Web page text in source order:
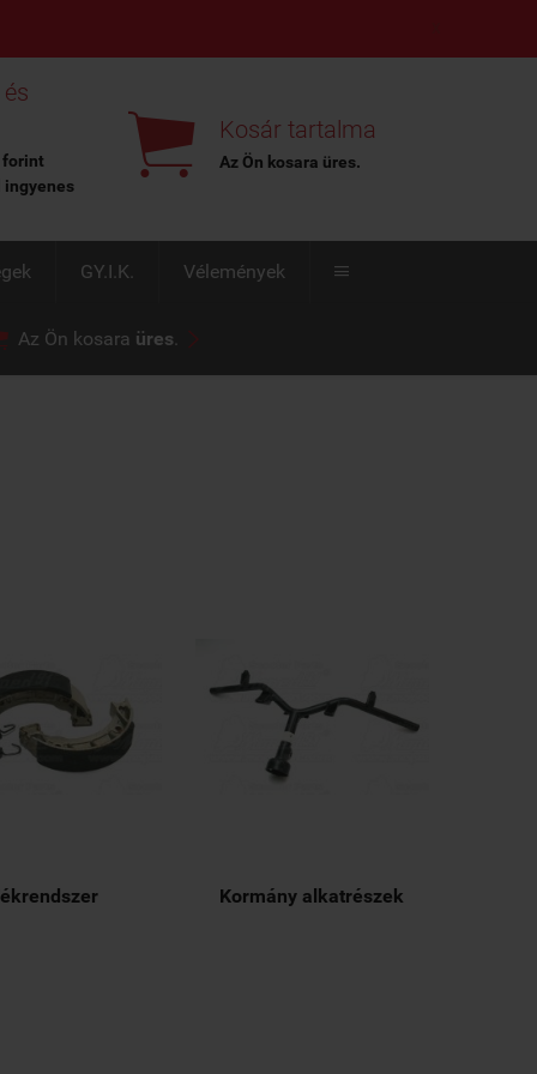
forint
 Kosár tartalma
Az Ön kosara üres.
GY.I.K. Vélemények 
Az Ön kosara üres. 
Kormány alkatrészek